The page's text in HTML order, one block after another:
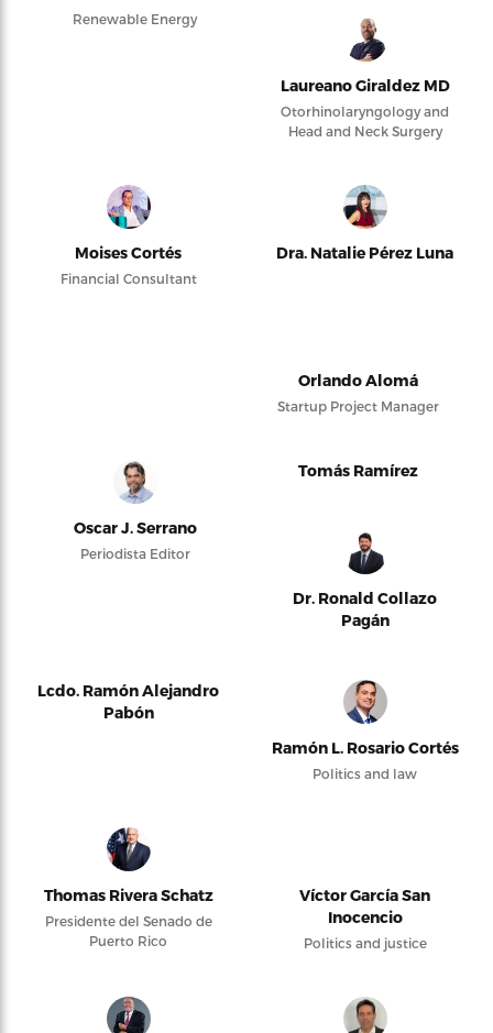
Renewable Energy
Laureano Giraldez MD
Otorhinolaryngology and
Head and Neck Surgery
Moises Cortés
Financial Consultant
Dra. Natalie Pérez Luna
Orlando Alomá
Startup Project Manager
Oscar J. Serrano
Periodista Editor
Tomás Ramírez
Dr. Ronald Collazo
Pagán
Lcdo. Ramón Alejandro
Pabón
Ramón L. Rosario Cortés
Politics and law
Thomas Rivera Schatz
Presidente del Senado de
Puerto Rico
Víctor García San
Inocencio
Politics and justice